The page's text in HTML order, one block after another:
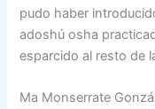
pudo haber
adoshú osha
esparcido al resto de
Ma Monserrate